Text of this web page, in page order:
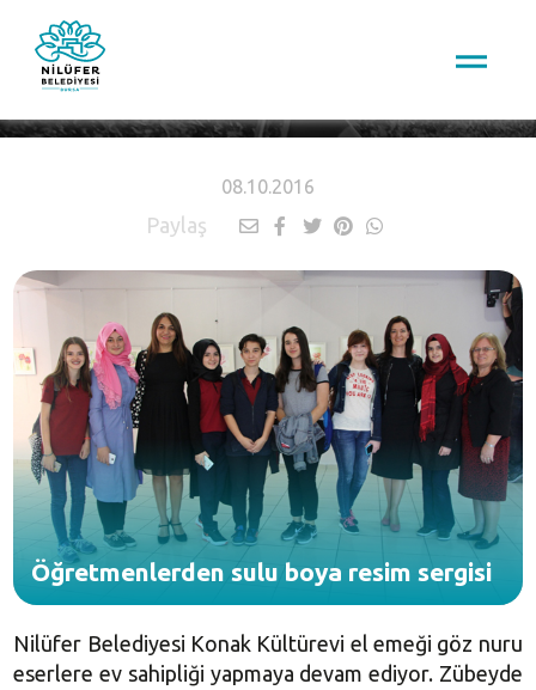
08.10.2016
Paylaş
Öğretmenlerden sulu boya resim sergisi
Nilüfer Belediyesi Konak Kültürevi el emeği göz nuru
eserlere ev sahipliği yapmaya devam ediyor. Zübeyde